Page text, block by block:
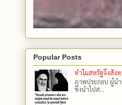
Popular Posts
ทำไมสหรัฐจึงสัง
ภาพประกอบ ผู้นำ
ซึ่งนำไปส...